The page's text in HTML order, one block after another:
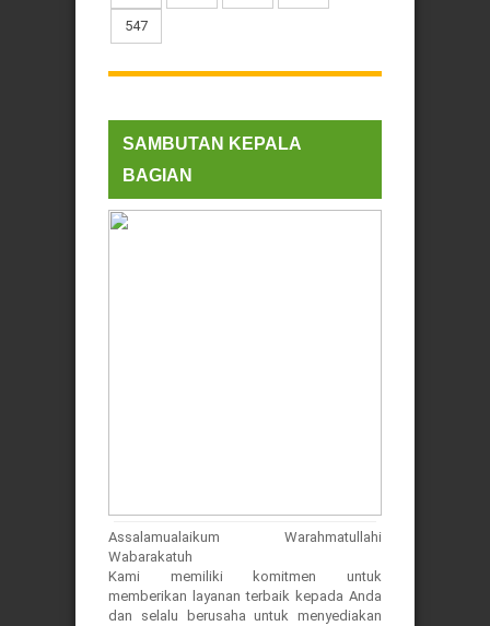
547
SAMBUTAN KEPALA
BAGIAN
Assalamualaikum Warahmatullahi
Wabarakatuh
Kami memiliki komitmen untuk
memberikan layanan terbaik kepada Anda
dan selalu berusaha untuk menyediakan